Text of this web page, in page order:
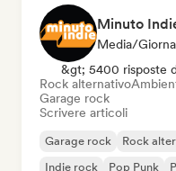
Minuto
Media/
&gt; 5400 risposte
Rock alternativo
Garage rock
Scrivere articoli
Garage rock Rock
Indie rock
Pop Punk